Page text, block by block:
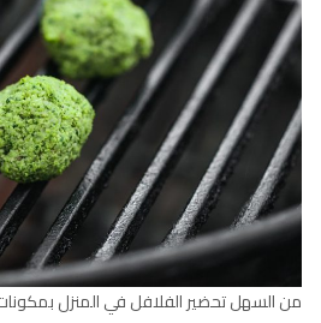
من السهل تحضير الفلافل في المنزل